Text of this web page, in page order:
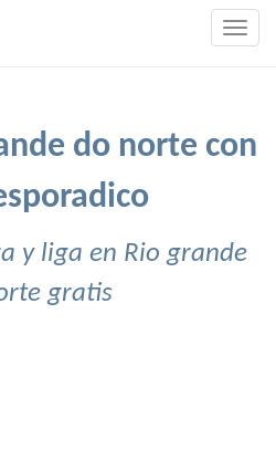
do norte con
y liga en Rio grande
gratis